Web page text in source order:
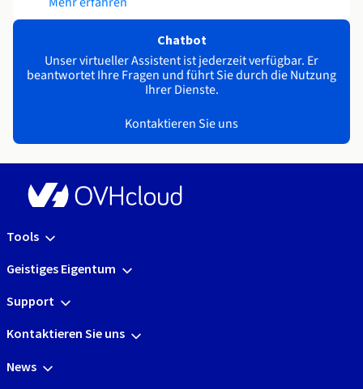
Chatbot
Unser virtueller Assistent ist jederzeit verfügbar. Er
beantwortet Ihre Fragen und führt Sie durch die Nutzung
Ihrer Dienste.
Kontaktieren Sie uns
Tools
Geistiges Eigentum
Support
Kontaktieren Sie uns
News